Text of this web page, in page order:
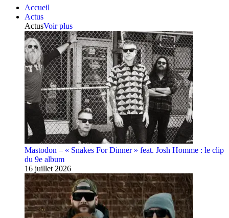
Accueil
Actus
ActusVoir plus
Mastodon – « Snakes For Dinner » feat. Josh Homme : le clip
du 9e album
16 juillet 2026